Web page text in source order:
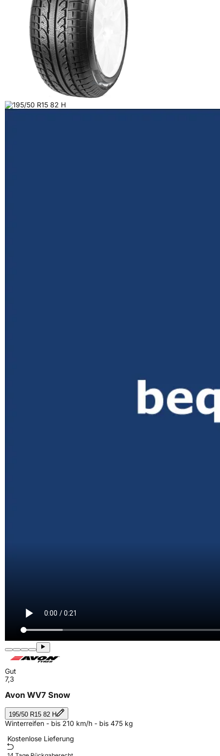
Gut
7,3
Avon WV7 Snow
195/50 R15 82 H
Winterreifen - bis 210 km/h - bis 475 kg
Kostenlose Lieferung